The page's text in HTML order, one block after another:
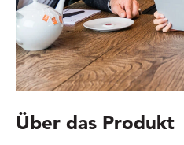
Über das Produkt